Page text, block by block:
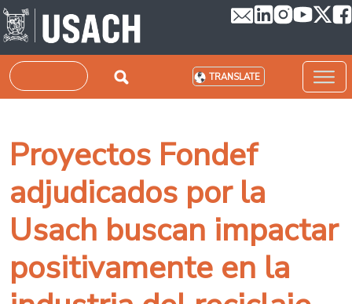
Skip to main content
Search TRANSLATE
Proyectos Fondef
adjudicados por la
Usach buscan impactar
positivamente en la